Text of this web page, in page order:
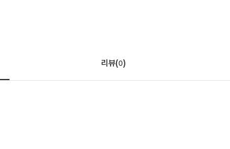
리뷰(0)